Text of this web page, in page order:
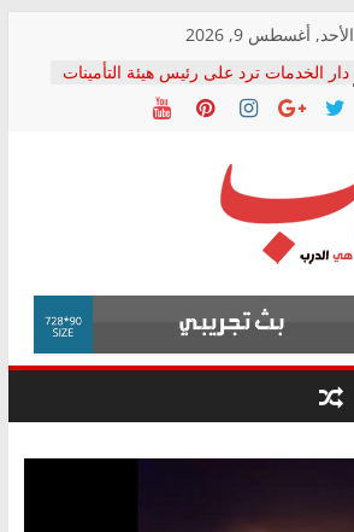
الأحد, أغسطس 9, 2026
دار الخدمات ترد على رئيس هيئة التأمينات
بعد مؤتمره الصحفي: إنكار الأزمة لا ينهي
معاناة أصحاب المعاشات.. ونطالب بكشف
فرحات سليمان يكتب: القطاع الصحي إلى
أين؟
حزب التحالف الشعبي يطلق لجنة “الحق
في الصحة” بالإسكندرية لرصد الانتهاكات
ودعم المرضى
الوزاري لمدينة الصحفيين.. وانتهاء أعمال
إنشاء المبنى الإداري
المجلس القومي لحقوق الإنسان يعلن
متابعة قضية الدكتور محمد زهران.. ويؤكد:
قرينة البراءة وضمانات المحاكمة العادلة